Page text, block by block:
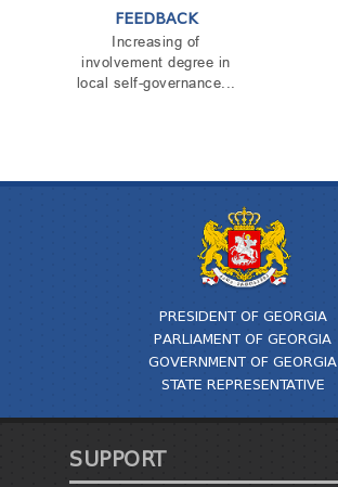
FEEDBACK
Increasing of
involvement degree in
local self-governance...
PRESIDENT OF GEORGIA
PARLIAMENT OF GEORGIA
GOVERNMENT OF GEORGIA
STATE REPRESENTATIVE
SUPPORT